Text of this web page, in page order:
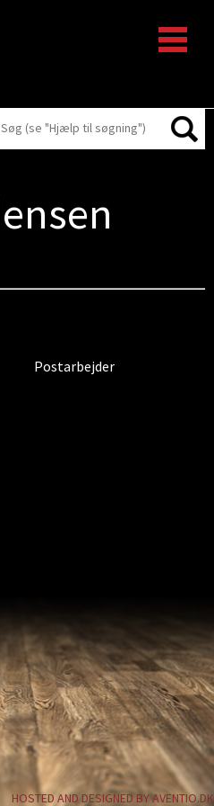
Postarbejder
HOSTED AND DESIGNED BY AVENTIO.DK